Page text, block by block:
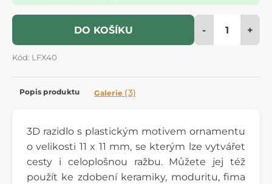
DO KOŠÍKU - +
Kód: LFX40
Popis produktu Galerie (3)
3D razidlo s plastickým motivem ornamentu
o velikosti 11 x 11 mm, se kterým lze vytvářet
cesty i celoplošnou ražbu. Můžete jej též
použít ke zdobení keramiky, moduritu, fima